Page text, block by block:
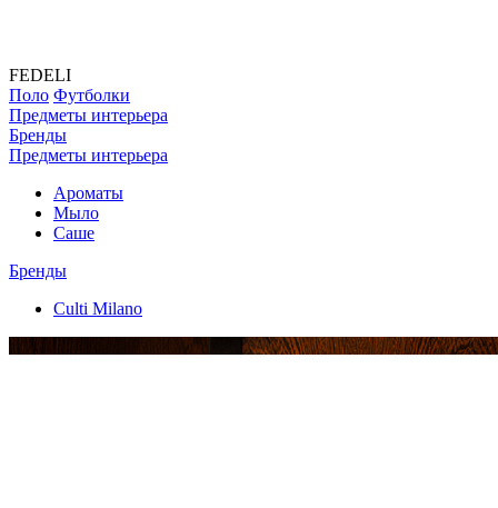
FEDELI
Поло Футболки
Предметы интерьера
Бренды
Предметы интерьера
Ароматы
Мыло
Саше
Бренды
Culti Milano